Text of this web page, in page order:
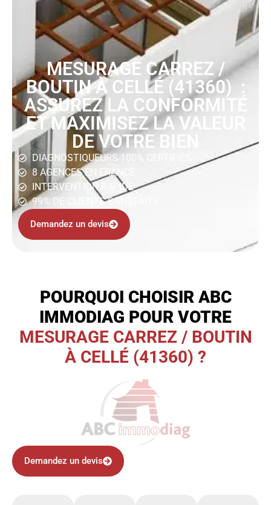
MESURAGE CARREZ /
BOUTIN À CELLÉ (41360) :
ASSUREZ LA CONFORMITÉ
ET MAXIMISEZ LA VALEUR
DE VOTRE BIEN
DIAGNOSTIQUEURS 100% CERTIFIÉS
8 AGENCES EN FRANCE
INTERVENTION RAPIDE
99% DE CLIENTS SATISFAITS
Demandez un devis
POURQUOI CHOISIR ABC
IMMODIAG POUR VOTRE
MESURAGE CARREZ / BOUTIN
À CELLÉ (41360) ?
Demandez un devis